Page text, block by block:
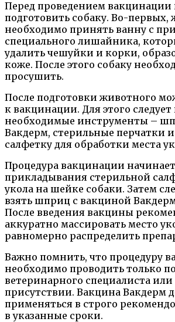
Перед проведением вакцинации
подготовить собаку. Во-
необходимо принять ванну с
специального лишайника,
удалить чешуйки и корки,
коже. После этого собаку
просушить.
После подготовки животного
к вакцинации. Для этого
необходимые инструменты –
Вакдерм, стерильные перчатки
салфетку для обработки места
Процедура вакцинации
прикладывания стерильной
укола на шейке собаки. Затем
взять шприц с вакциной
После введения вакцины
аккуратно массировать место
равномерно распределить
Важно помнить, что процедуру
необходимо проводить только
ветеринарного специалиста или
присутствии. Вакцина Вакдерм
применяться в строго
в указанные сроки.